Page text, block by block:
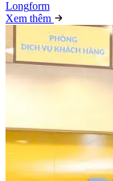
Longform
Xem thêm